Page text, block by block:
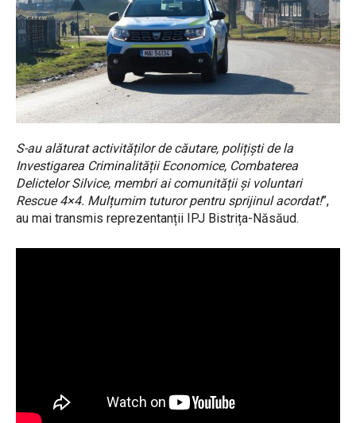
S-au alăturat activităților de căutare, polițiști de la
Investigarea Criminalității Economice, Combaterea
Delictelor Silvice, membri ai comunității și voluntari
Rescue 4×4. Mulțumim tuturor pentru sprijinul acordat!”,
au mai transmis reprezentanții IPJ Bistrița-Năsăud.